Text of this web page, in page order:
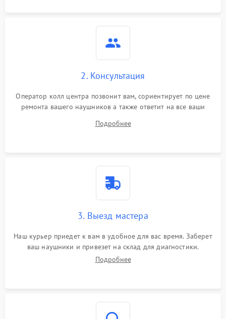
2. Консультация
Оператор колл центра позвонит вам, сориентирует по цене
ремонта вашего наушников а также ответит на все ваши
Подробнее
3. Выезд мастера
Наш курьер приедет к вам в удобное для вас время. Заберет
ваш наушники и привезет на склад для диагностики.
Подробнее